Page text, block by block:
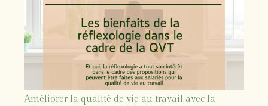
Améliorer la qualité de vie au travail avec la